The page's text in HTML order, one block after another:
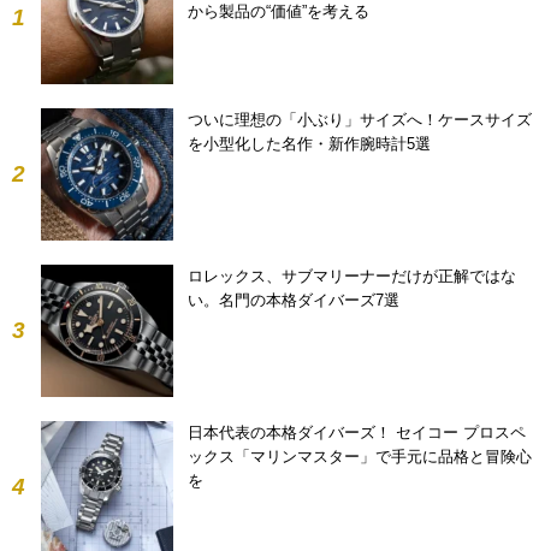
1
から製品の“価値”を考える
2
ついに理想の「小ぶり」サイズへ！ケースサイズ
を小型化した名作・新作腕時計5選
3
ロレックス、サブマリーナーだけが正解ではな
い。名門の本格ダイバーズ7選
4
日本代表の本格ダイバーズ！ セイコー プロスペ
ックス「マリンマスター」で手元に品格と冒険心
を